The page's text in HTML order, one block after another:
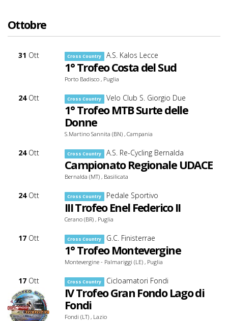
Ottobre
31 Ott Cross Country A.S. Kalos Lecce
1° Trofeo Costa del Sud
Porto Badisco , Puglia
24Ott Cross Country Velo Club S. Giorgio Due
1° Trofeo MTB Surte delle
Donne
S.Martino Sannita (BN) , Campania
24Ott Cross Country A.S. Re-Cycling Bernalda
Campionato Regionale UDACE
Bernalda (MT) , Basilicata
24Ott Cross Country Pedale Sportivo
III Trofeo Enel Federico II
Cerano (BR) , Puglia
17Ott Cross Country G.C. Finisterrae
1° Trofeo Montevergine
Montevergine - Palmariggi (LE) , Puglia
17Ott Cross Country Cicloamatori Fondi
IV Trofeo Gran Fondo Lago di
Fondi
Fondi (LT) , Lazio